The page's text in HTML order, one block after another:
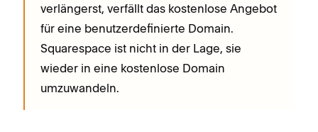
verlängerst, verfällt das kostenlose Angebot
für eine benutzerdefinierte Domain.
Squarespace ist nicht in der Lage, sie
wieder in eine kostenlose Domain
umzuwandeln.